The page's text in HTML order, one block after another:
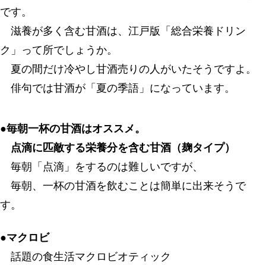
です。
滋養が多く含む甘酒は、江戸版「総合栄養ドリン
ク」って所でしょうか。
夏の間だけ冷やし甘酒売りの人がいたそうですよ。
俳句では甘酒が「夏の季語」になっています。
●毎朝一杯の甘酒はオススメ。
点滴に匹敵する栄養分を含む甘酒（麹タイプ）
毎朝「点滴」をするのは難しいですが、
毎朝、一杯の甘酒を飲むことは簡単に出来そうで
す。
●マクロビ
話題の食生活マクロビオティック